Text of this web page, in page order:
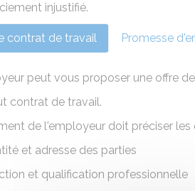
injustifié.
contrat de travail Promesse
peut vous proposer une offre
contrat de travail.
de l'employeur doit préciser
et adresse des parties
et qualification professionnelle